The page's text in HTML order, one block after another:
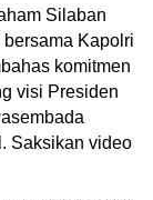
Silaban
Kapolri
komitmen
visi Presiden
Saksikan video